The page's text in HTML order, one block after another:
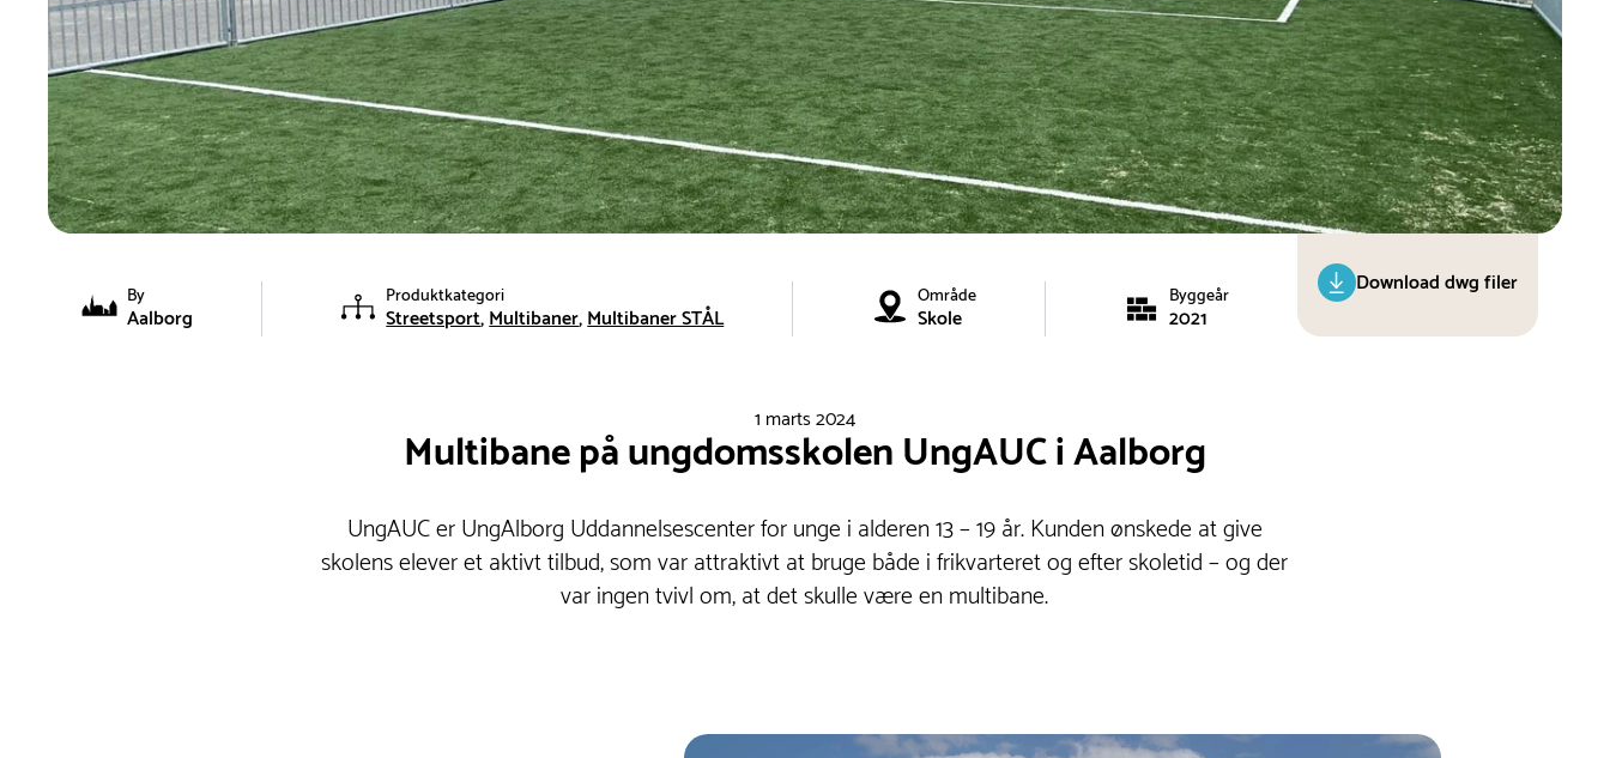
By
Aalborg
Produktkategori
Streetsport Multibaner Multibaner STÅL
Område
Skole
Byggeår
2021
Download dwg filer
1 marts 2024
Multibane på ungdomsskolen UngAUC i Aalborg
UngAUC er UngAlborg Uddannelsescenter for unge i alderen 13 – 19 år. Kunden ønskede at give
skolens elever et aktivt tilbud, som var attraktivt at bruge både i frikvarteret og efter skoletid – og der
var ingen tvivl om, at det skulle være en multibane.